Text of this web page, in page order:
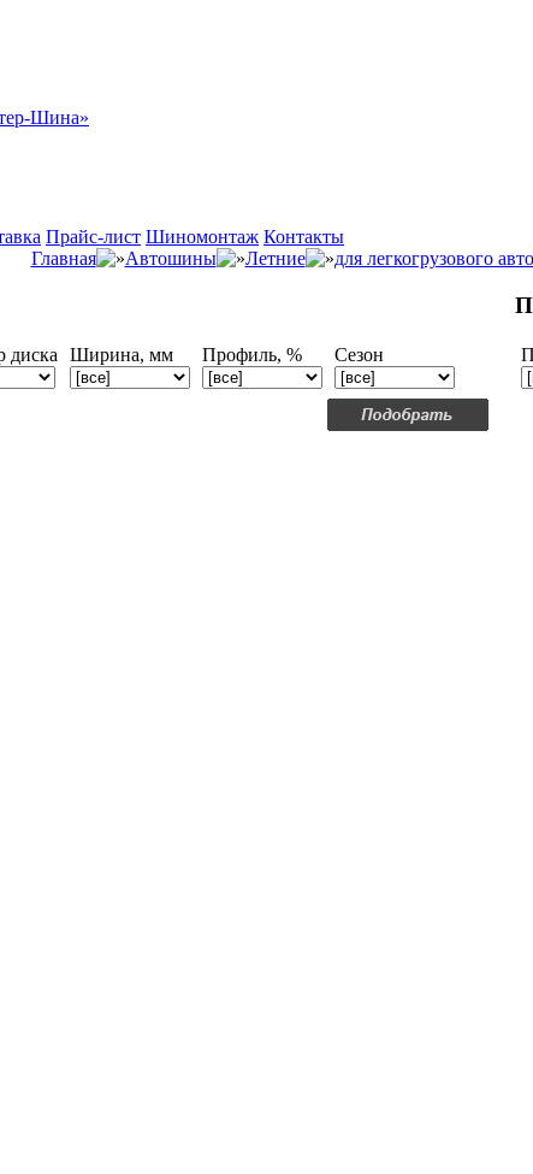
Прайс-лист Шиномонтаж Контакты
Главная
Автошины Летние для легкогрузового авто
диска Ширина, мм Профиль, % Сезон